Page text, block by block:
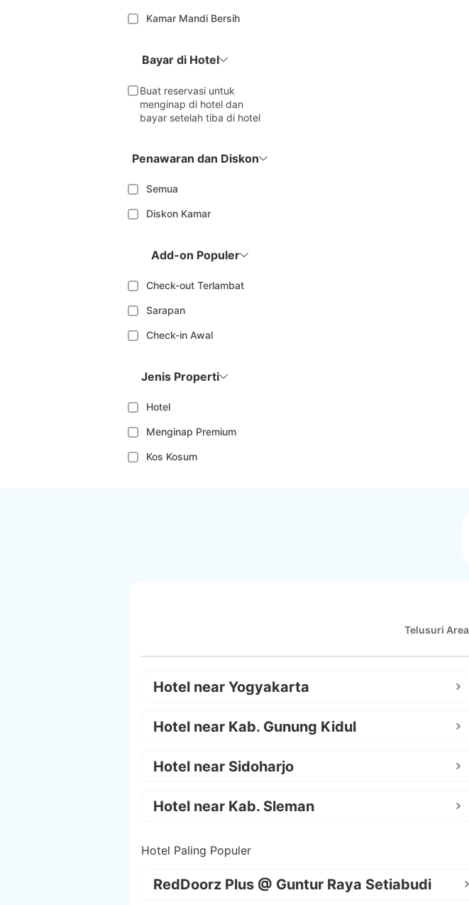
Kamar Mandi Bersih
Bayar di Hotel
Buat reservasi untuk
menginap di hotel dan
bayar setelah tiba di hotel
Penawaran dan Diskon
Semua
Diskon Kamar
Add-on Populer
Check-out Terlambat
Sarapan
Check-in Awal
Jenis Properti
Hotel
Menginap Premium
Kos Kosum
Telusuri
Hotel near Yogyakarta
Hotel near Kab. Gunung Kidul
Hotel near Sidoharjo
Hotel near Kab. Sleman
Hotel Paling Populer
RedDoorz Plus @ Guntur Raya Setiabudi